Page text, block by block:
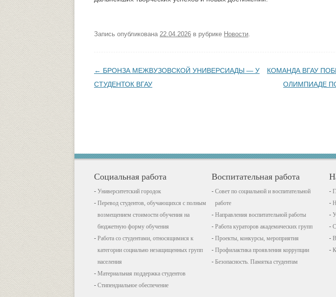
Запись опубликована 22.04.2026 в рубрике Новости.
Навигация по записям
← БРОНЗА МЕЖВУЗОВСКОЙ УНИВЕРСИАДЫ — У
СТУДЕНТОК ВГАУ
КОМАНДА ВГАУ
ОЛИМПИАДЕ
Социальная работа
Университетский городок
Перевод студентов, обучающихся с полным
возмещением стоимости обучения на
бюджетную форму обучения
Работа со студентами, относящимися к
категории социально незащищенных групп
населения
Материальная поддержка студентов
Стипендиальное обеспечение
Воспитательная работа
Совет по социальной и воспитательной
работе
Направления воспитательной работы
Работа кураторов академических групп
Проекты, конкурсы, мероприятия
Профилактика проявления коррупции
Безопасность. Памятка студентам